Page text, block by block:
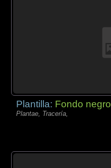
Plantilla: Fondo negro
Plantae, Tracería,